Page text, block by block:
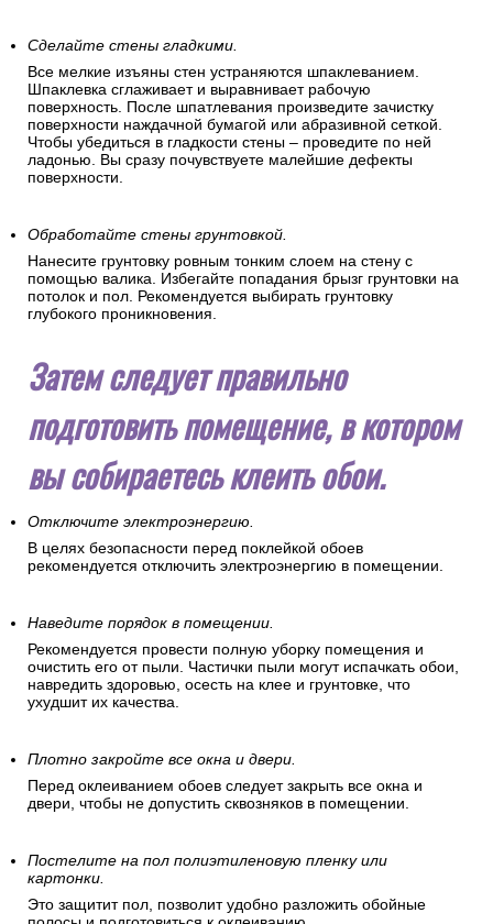
Сделайте стены гладкими.
Все мелкие изъяны стен устраняются шпаклеванием.
Шпаклевка сглаживает и выравнивает рабочую
поверхность. После шпатлевания произведите зачистку
поверхности наждачной бумагой или абразивной сеткой.
Чтобы убедиться в гладкости стены – проведите по ней
ладонью. Вы сразу почувствуете малейшие дефекты
поверхности.
Обработайте стены грунтовкой.
Нанесите грунтовку ровным тонким слоем на стену с
помощью валика. Избегайте попадания брызг грунтовки на
потолок и пол. Рекомендуется выбирать грунтовку
глубокого проникновения.
Затем следует правильно
подготовить помещение, в котором
вы собираетесь клеить обои.
Отключите электроэнергию.
В целях безопасности перед поклейкой обоев
рекомендуется отключить электроэнергию в помещении.
Наведите порядок в помещении.
Рекомендуется провести полную уборку помещения и
очистить его от пыли. Частички пыли могут испачкать обои,
навредить здоровью, осесть на клее и грунтовке, что
ухудшит их качества.
Плотно закройте все окна и двери.
Перед оклеиванием обоев следует закрыть все окна и
двери, чтобы не допустить сквозняков в помещении.
Постелите на пол полиэтиленовую пленку или
картонки.
Это защитит пол, позволит удобно разложить обойные